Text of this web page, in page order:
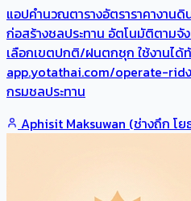
แอปคำนวณตารางอัตราราคางาน
ก่อสร้างชลประทาน อัตโนมัติตามจั
เลือกเขตปกติ/ฝนตกชุก ใช้งานได้
app.yotathai.com/operate-rid
กรมชลประทาน
Aphisit Maksuwan (ช่างถึก โย